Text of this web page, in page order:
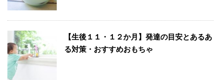
【生後１１・１２か月】発達の目安とあるあ
る対策・おすすめおもちゃ